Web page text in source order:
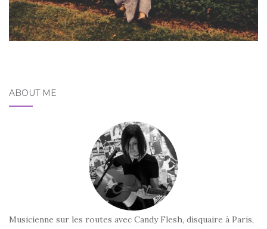
ABOUT ME
Musicienne sur les routes avec Candy Flesh, disquaire à Paris,